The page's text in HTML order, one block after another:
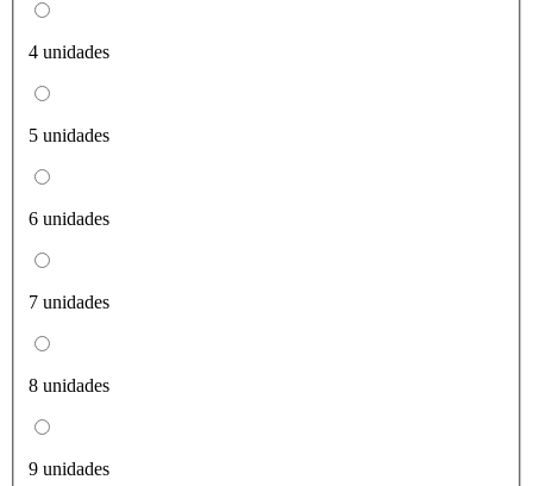
4 unidades
5 unidades
6 unidades
7 unidades
8 unidades
9 unidades